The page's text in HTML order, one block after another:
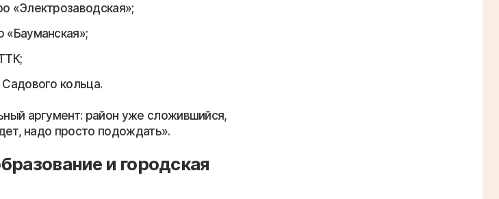
«Электрозаводская»;
«Бауманская»;
кольца.
аргумент: район уже сложившийся,
надо просто подождать».
и городская